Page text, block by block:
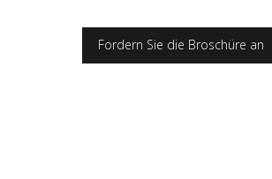
Fordern Sie die Broschüre an